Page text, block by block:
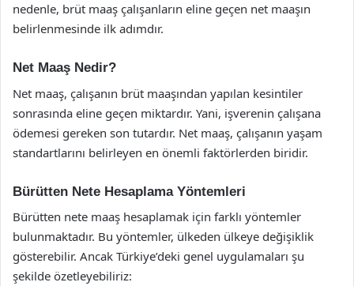
nedenle, brüt maaş çalışanların eline geçen net maaşın
belirlenmesinde ilk adımdır.
Net Maaş Nedir?
Net maaş, çalışanın brüt maaşından yapılan kesintiler
sonrasında eline geçen miktardır. Yani, işverenin çalışana
ödemesi gereken son tutardır. Net maaş, çalışanın yaşam
standartlarını belirleyen en önemli faktörlerden biridir.
Bürütten Nete Hesaplama Yöntemleri
Bürütten nete maaş hesaplamak için farklı yöntemler
bulunmaktadır. Bu yöntemler, ülkeden ülkeye değişiklik
gösterebilir. Ancak Türkiye’deki genel uygulamaları şu
şekilde özetleyebiliriz: